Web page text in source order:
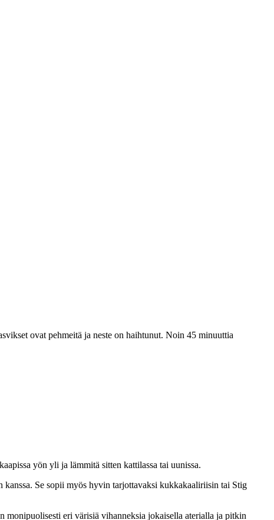
ovat pehmeitä ja neste on haihtunut. Noin 45 minuuttia
yön yli ja lämmitä sitten kattilassa tai uunissa.
kanssa. Se sopii myös hyvin tarjottavaksi kukkakaaliriisin tai Stig
monipuolisesti eri värisiä vihanneksia jokaisella aterialla ja pitkin